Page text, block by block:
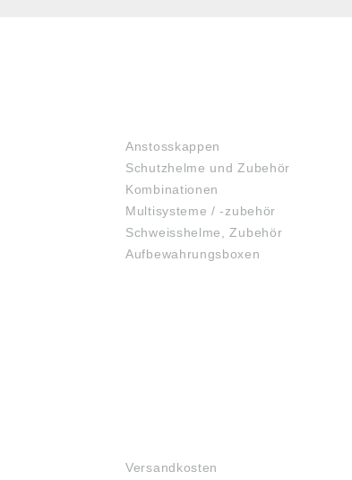
Anstosskappen
Schutzhelme und Zubehör
Kombinationen
Multisysteme / -zubehör
Schweisshelme, Zubehör
Aufbewahrungsboxen
Versandkosten